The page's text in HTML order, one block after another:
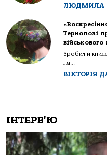
ЛЮДМИЛА
Тернополі
Зробити
на...
ВІКТОРІЯ
ІНТЕРВ'Ю